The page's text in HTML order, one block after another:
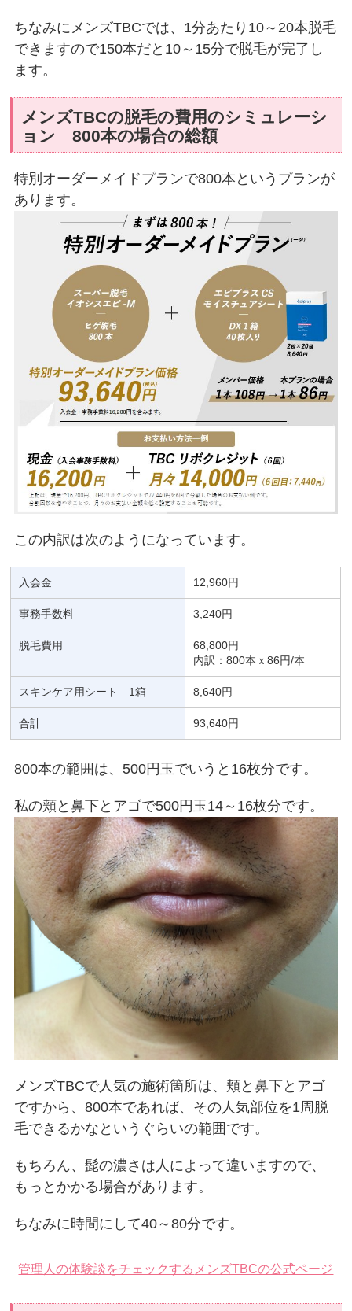
ちなみにメンズTBCでは、1分あたり10～20本脱毛
できますので150本だと10～15分で脱毛が完了し
ます。
メンズTBCの脱毛の費用のシミュレーシ
ョン 800本の場合の総額
特別オーダーメイドプランで800本というプランが
あります。
この内訳は次のようになっています。
入会金 12,960円
事務手数料 3,240円
脱毛費用
68,800円
内訳：800本ｘ86円/本
スキンケア用シート 1箱 8,640円
合計 93,640円
800本の範囲は、500円玉でいうと16枚分です。
私の頬と鼻下とアゴで500円玉14～16枚分です。
メンズTBCで人気の施術箇所は、頬と鼻下とアゴ
ですから、800本であれば、その人気部位を1周脱
毛できるかなというぐらいの範囲です。
もちろん、髭の濃さは人によって違いますので、
もっとかかる場合があります。
ちなみに時間にして40～80分です。
管理人の体験談をチェックする メンズTBCの公式ページ